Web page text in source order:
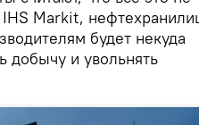
Markit,
будет некуда
добычу и увольнять